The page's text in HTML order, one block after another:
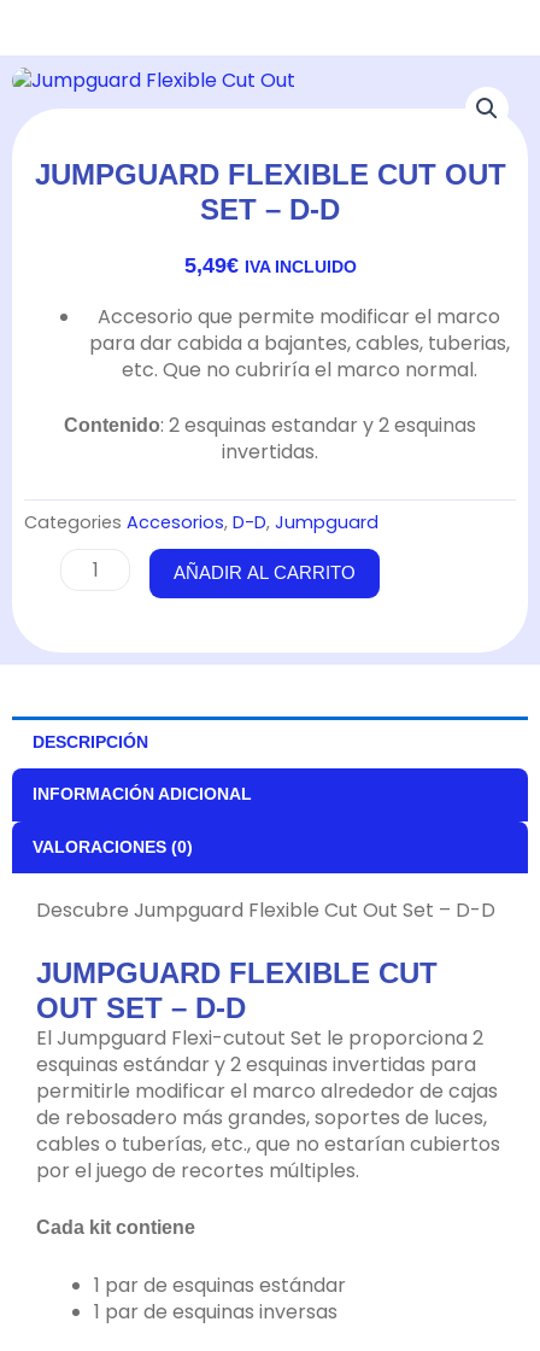
JUMPGUARD FLEXIBLE CUT OUT
SET – D-D
5,49€ IVA INCLUIDO
Accesorio que permite modificar el marco
para dar cabida a bajantes, cables, tuberias,
etc. Que no cubriría el marco normal.
Contenido: 2 esquinas estandar y 2 esquinas
invertidas.
Categories Accesorios, D-D, Jumpguard
Jumpguard
Set
D-
D
cantidad
AÑADIR AL CARRITO
DESCRIPCIÓN
INFORMACIÓN ADICIONAL
VALORACIONES (0)
Descubre Jumpguard Flexible Cut Out Set – D-D
JUMPGUARD FLEXIBLE CUT
OUT SET – D-D
El Jumpguard Flexi-cutout Set le proporciona 2
esquinas estándar y 2 esquinas invertidas para
permitirle modificar el marco alrededor de cajas
de rebosadero más grandes, soportes de luces,
cables o tuberías, etc., que no estarían cubiertos
por el juego de recortes múltiples.
Cada kit contiene
1 par de esquinas estándar
1 par de esquinas inversas